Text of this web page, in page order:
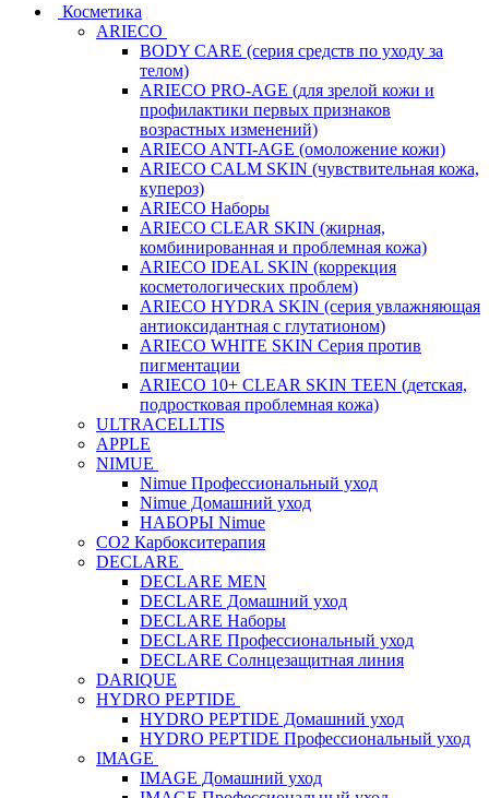
Косметика
ARIECO
BODY CARE (серия средств по уходу за
телом)
ARIECO PRO-AGE (для зрелой кожи и
профилактики первых признаков
возрастных изменений)
ARIECO ANTI-AGE (омоложение кожи)
ARIECO CALM SKIN (чувствительная кожа,
купероз)
ARIECO Наборы
ARIECO CLEAR SKIN (жирная,
комбинированная и проблемная кожа)
ARIECO IDEAL SKIN (коррекция
косметологических проблем)
ARIECO HYDRA SKIN (серия увлажняющая
антиоксидантная с глутатионом)
ARIECO WHITE SKIN Серия против
пигментации
ARIECO 10+ CLEAR SKIN TEEN (детская,
подростковая проблемная кожа)
ULTRACELLTIS
APPLE
NIMUE
Nimue Профессиональный уход
Nimue Домашний уход
НАБОРЫ Nimue
CO2 Карбокситерапия
DECLARE
DECLARE MEN
DECLARE Домашний уход
DECLARE Наборы
DECLARE Профессиональный уход
DECLARE Солнцезащитная линия
DARIQUE
HYDRO PEPTIDE
HYDRO PEPTIDE Домашний уход
HYDRO PEPTIDE Профессиональный уход
IMAGE
IMAGE Домашний уход